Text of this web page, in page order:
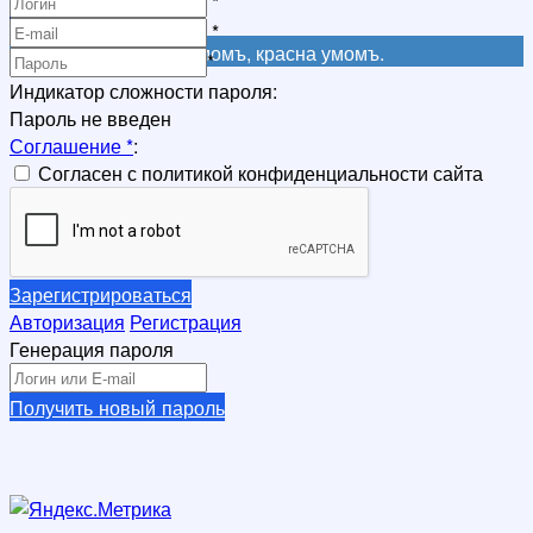
Регистрация
Не красна книга письмомъ, красна умомъ.
*
*
Индикатор сложности пароля:
Пароль не введен
Соглашение*:
Согласен с политикой конфиденциальности сайта
Зарегистрироваться
Авторизация Регистрация
Генерация пароля
Получить новый пароль